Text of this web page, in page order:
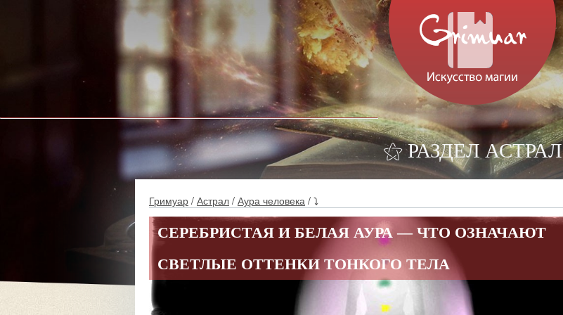
⚝ РАЗДЕЛ АСТРАЛ
Гримуар / Астрал / Аура человека / ⤵
СЕРЕБРИСТАЯ И БЕЛАЯ АУРА — ЧТО ОЗНАЧАЮТ
СВЕТЛЫЕ ОТТЕНКИ ТОНКОГО ТЕЛА